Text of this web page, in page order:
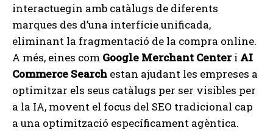
interactuegin amb catàlugs de diferents
marques des d’una interfície unificada,
eliminant la fragmentació de la compra online.
A més, eines com Google Merchant Centeri AI
Commerce Search estan ajudant les empreses a
optimitzar els seus catàlugs per ser visibles per
a la IA, movent el focus del SEO tradicional cap
a una optimització específicament agèntica.